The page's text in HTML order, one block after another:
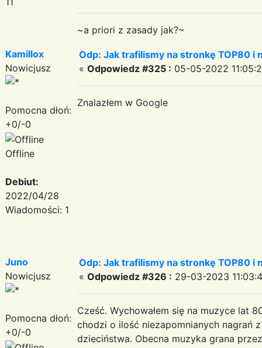
~a priori z zasady jak?~
Kamillox
Nowicjusz
Pomocna dłoń:
+0/-0
Offline
Debiut:
2022/04/28
Wiadomości: 1
Odp: Jak trafilismy na stronkę TOP80 i
« Odpowiedz #325 : 05-05-2022
Znalazłem w Google
Juno
Nowicjusz
Pomocna dłoń:
+0/-0
Odp: Jak trafilismy na stronkę TOP80 i
« Odpowiedz #326 : 29-03-2023
Cześć. Wychowałem się na muzyce lat
chodzi o ilość niezapomnianych nagrań
dzieciństwa. Obecna muzyka grana